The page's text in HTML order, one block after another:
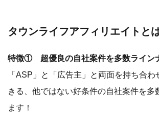
タウンライフアフィリエイトと
特徴① 超優良の自社案件を多数ライン
「ASP」と「広告主」と両面を持ち合
きる、他ではない好条件の自社案件を多
ます！